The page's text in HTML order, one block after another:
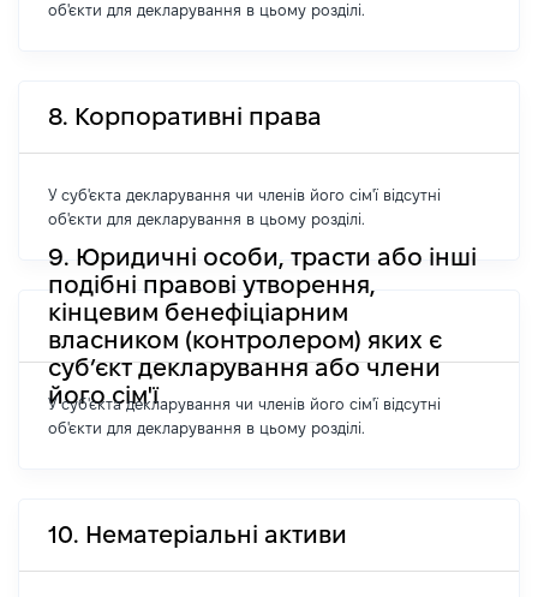
об'єкти для декларування в цьому розділі.
8. Корпоративні права
У суб'єкта декларування чи членів його сім'ї відсутні
об'єкти для декларування в цьому розділі.
9. Юридичні особи, трасти або інші
подібні правові утворення,
кінцевим бенефіціарним
власником (контролером) яких є
суб’єкт декларування або члени
його сім'ї
У суб'єкта декларування чи членів його сім'ї відсутні
об'єкти для декларування в цьому розділі.
10. Нематеріальні активи